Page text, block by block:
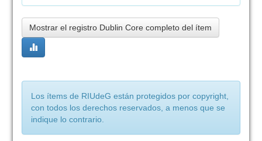
Mostrar el registro Dublin Core completo del ítem
Los ítems de RIUdeG están protegidos por copyright,
con todos los derechos reservados, a menos que se
indique lo contrario.